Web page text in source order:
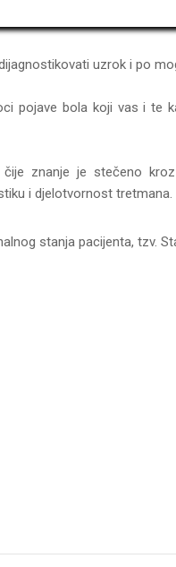
uzrok i po
pojave bola koji vas i te
znanje je stečeno
i djelotvornost tretmana.
stanja pacijenta, tzv.